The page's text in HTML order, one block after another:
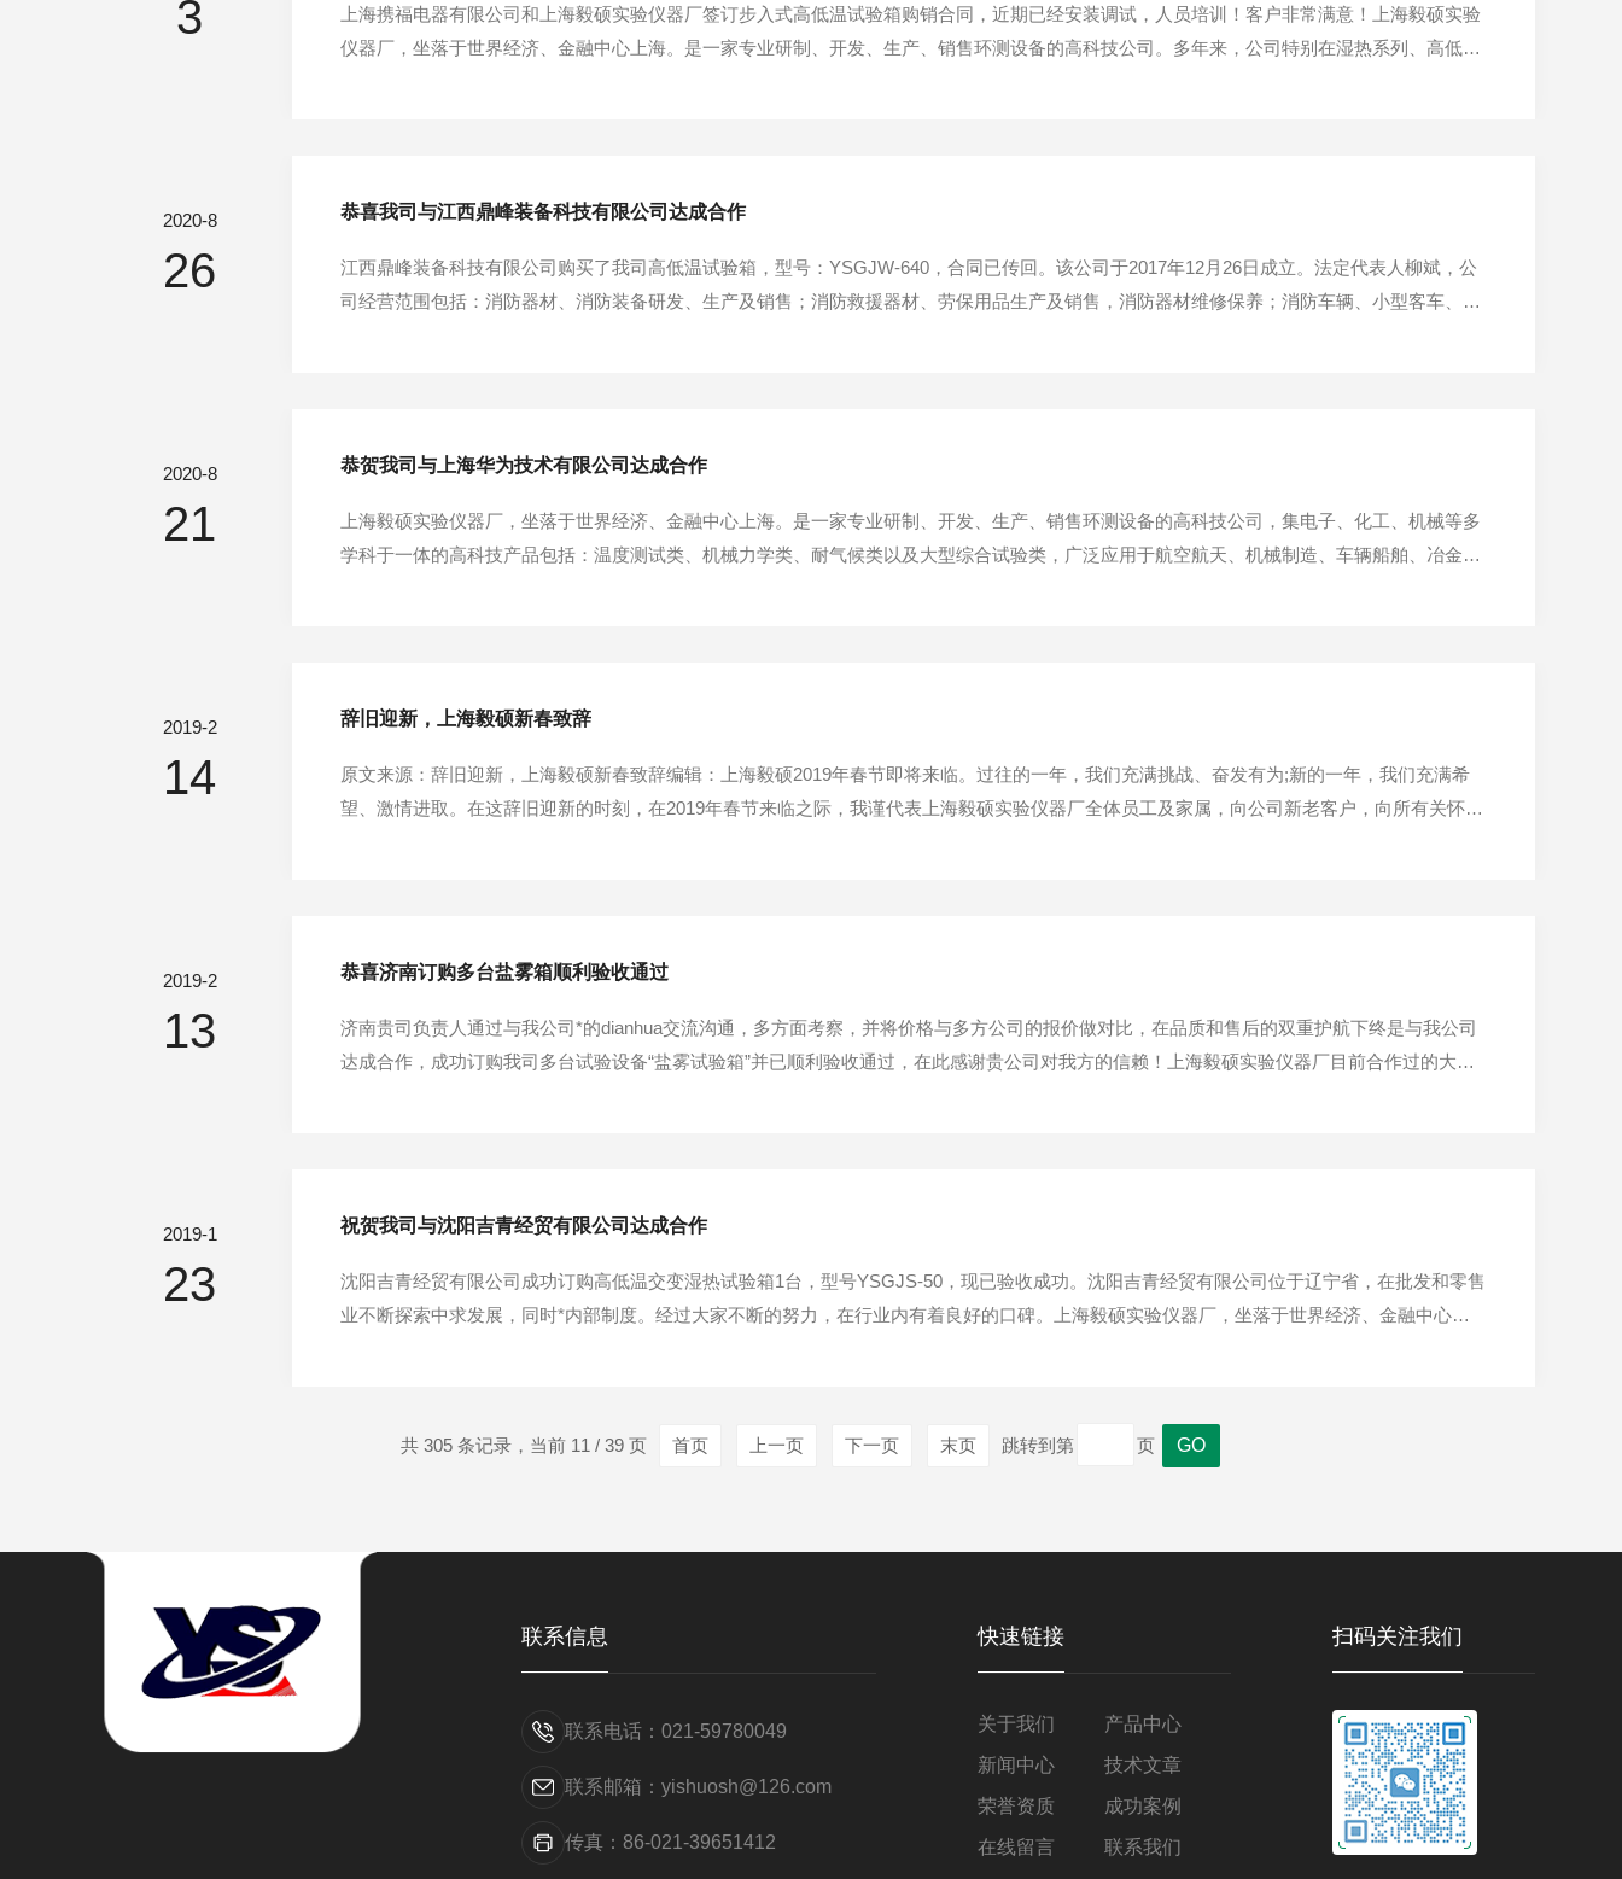
3
上海携福电器有限公司和上海毅硕实验仪器厂签订步入式高低温试验箱购销合同，近期已经安装调试，人员培训！客户非常满意！上海毅硕实验
仪器厂，坐落于世界经济、金融中心上海。是一家专业研制、开发、生产、销售环测设备的高科技公司。多年来，公司特别在湿热系列、高低温
2020-8
26
恭喜我司与江西鼎峰装备科技有限公司达成合作
江西鼎峰装备科技有限公司购买了我司高低温试验箱，型号：YSGJW-640，合同已传回。该公司于2017年12月26日成立。法定代表人柳斌，公
司经营范围包括：消防器材、消防装备研发、生产及销售；消防救援器材、劳保用品生产及销售，消防器材维修保养；消防车辆、小型客车、厢
2020-8
21
恭贺我司与上海华为技术有限公司达成合作
上海毅硕实验仪器厂，坐落于世界经济、金融中心上海。是一家专业研制、开发、生产、销售环测设备的高科技公司，集电子、化工、机械等多
学科于一体的高科技产品包括：温度测试类、机械力学类、耐气候类以及大型综合试验类，广泛应用于航空航天、机械制造、车辆船舶、冶金矿
2019-2
14
辞旧迎新，上海毅硕新春致辞
原文来源：辞旧迎新，上海毅硕新春致辞编辑：上海毅硕2019年春节即将来临。过往的一年，我们充满挑战、奋发有为;新的一年，我们充满希
望、激情进取。在这辞旧迎新的时刻，在2019年春节来临之际，我谨代表上海毅硕实验仪器厂全体员工及家属，向公司新老客户，向所有关怀毅
2019-2
13
恭喜济南订购多台盐雾箱顺利验收通过
济南贵司负责人通过与我公司*的dianhua交流沟通，多方面考察，并将价格与多方公司的报价做对比，在品质和售后的双重护航下终是与我公司
达成合作，成功订购我司多台试验设备“盐雾试验箱”并已顺利验收通过，在此感谢贵公司对我方的信赖！上海毅硕实验仪器厂目前合作过的大学
2019-1
23
祝贺我司与沈阳吉青经贸有限公司达成合作
沈阳吉青经贸有限公司成功订购高低温交变湿热试验箱1台，型号YSGJS-50，现已验收成功。沈阳吉青经贸有限公司位于辽宁省，在批发和零售
业不断探索中求发展，同时*内部制度。经过大家不断的努力，在行业内有着良好的口碑。上海毅硕实验仪器厂，坐落于世界经济、金融中心上
共 305 条记录，当前 11 / 39 页 首页 上一页 下一页 末页 跳转到第 页
联系信息
联系电话：021-59780049
联系邮箱：yishuosh@126.com
传真：86-021-39651412
快速链接
关于我们
产品中心
新闻中心
技术文章
荣誉资质
成功案例
在线留言
联系我们
扫码关注我们